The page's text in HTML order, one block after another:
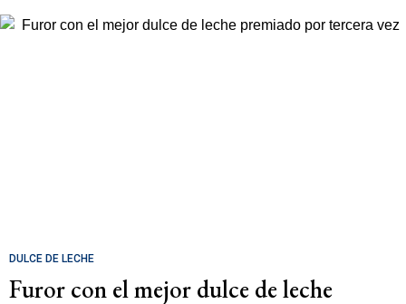
DULCE DE LECHE
Furor con el mejor dulce de leche